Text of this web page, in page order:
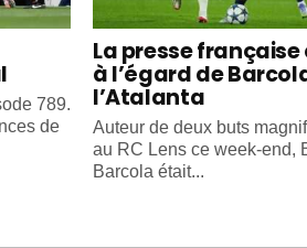
789.
de
La presse
à l’égard de
l’Atalanta
Auteur de deux buts
au RC Lens ce week-end,
Barcola était...